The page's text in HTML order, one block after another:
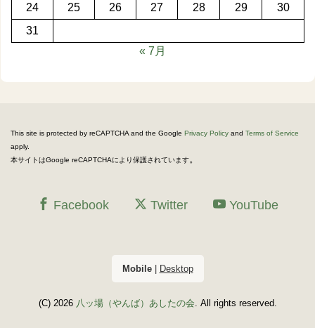
24
25 26 27 28 29
30
31
« 7月
This site is protected by reCAPTCHA and the Google Privacy Policy and Terms of Service
apply.
本サイトはGoogle reCAPTCHAにより保護されています。
Facebook Twitter YouTube
Mobile| Desktop
(C) 2026 八ッ場（やんば）あしたの会. All rights reserved.